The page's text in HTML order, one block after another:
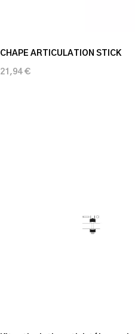
CHAPE ARTICULATION STICK
21,94 €